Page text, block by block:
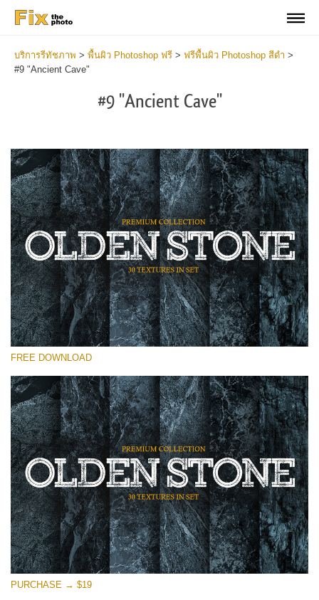
บริการรีทัชภาพ > พื้นผิว Photoshop ฟรี > ฟรีพื้นผิว Photoshop สีดำ >
#9 "Ancient Cave"
#9 "Ancient Cave"
โปรดเลือก
Small 800*533px
Olden Stone
(30 Textures)
Large 6000*4000px
Entire Collection
(1783 Overlays)
Large 6000*4000px
ดาวน์โหลดฟรี
FREE DOWNLOAD
PURCHASE → $19